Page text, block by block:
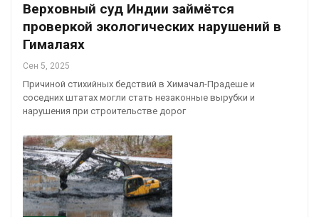
Верховный суд Индии займётся
проверкой экологических нарушений в
Гималаях
Сен 5, 2025
Причиной стихийных бедствий в Химачал-Прадеше и
соседних штатах могли стать незаконные вырубки и
нарушения при строительстве дорог